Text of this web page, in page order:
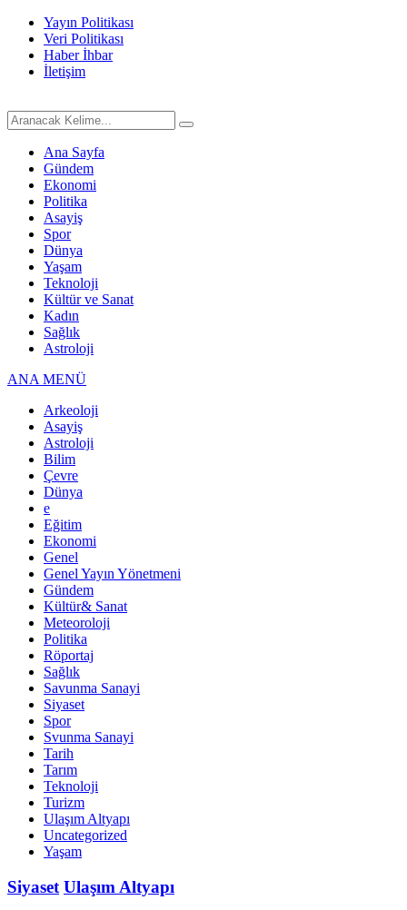
Yayın Politikası
Veri Politikası
Haber İhbar
İletişim
Ana Sayfa
Gündem
Ekonomi
Politika
Asayiş
Spor
Dünya
Yaşam
Teknoloji
Kültür ve Sanat
Kadın
Sağlık
Astroloji
ANA MENÜ
Arkeoloji
Asayiş
Astroloji
Bilim
Çevre
Dünya
e
Eğitim
Ekonomi
Genel
Genel Yayın Yönetmeni
Gündem
Kültür& Sanat
Meteoroloji
Politika
Röportaj
Sağlık
Savunma Sanayi
Siyaset
Spor
Svunma Sanayi
Tarih
Tarım
Teknoloji
Turizm
Ulaşım Altyapı
Uncategorized
Yaşam
Siyaset Ulaşım Altyapı